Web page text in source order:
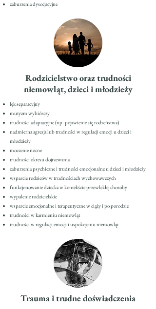
zaburzenia dysocjacyjne
Rodzicielstwo oraz trudności
niemowląt, dzieci i młodzieży
lęk separacyjny
mutyzm wybiórczy
trudności adaptacyjne (np. pojawienie się rodzeństwa)
nadmierna agresja lub trudności w regulacji emocji u dzieci i
młodzieży
moczenie nocne
trudności okresu dojrzewania
zaburzenia psychiczne i trudności emocjonalne u dzieci i młodzieży
wsparcie rodziców w trudnościach wychowawczych
funkcjonowanie dziecka w kontekście przewlekłej choroby
wypalenie rodzicielskie
wsparcie emocjonalne i terapeutyczne w ciąży i po porodzie
trudności w karmieniu niemowląt
trudności w regulacji emocji i uspokojeniu niemowląt
Trauma i trudne doświadczenia